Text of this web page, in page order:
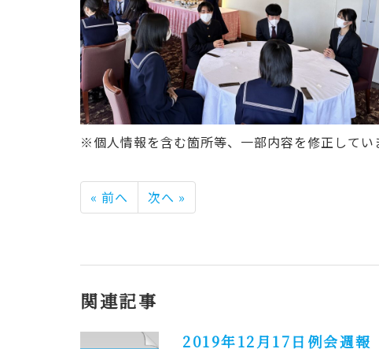
※個人情報を含む箇所等、一部内容を修正してい
« 前へ 次へ »
関連記事
2019年12月17日例会週報